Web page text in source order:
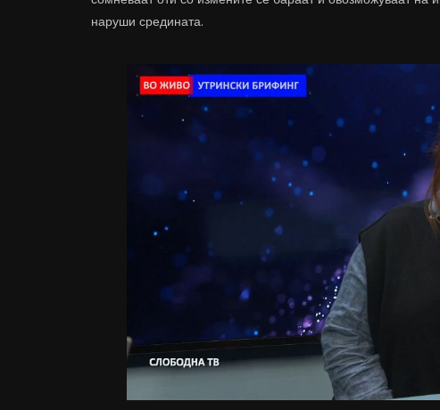
наруши средината.